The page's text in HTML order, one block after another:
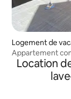
Logement de
Appartement
Location